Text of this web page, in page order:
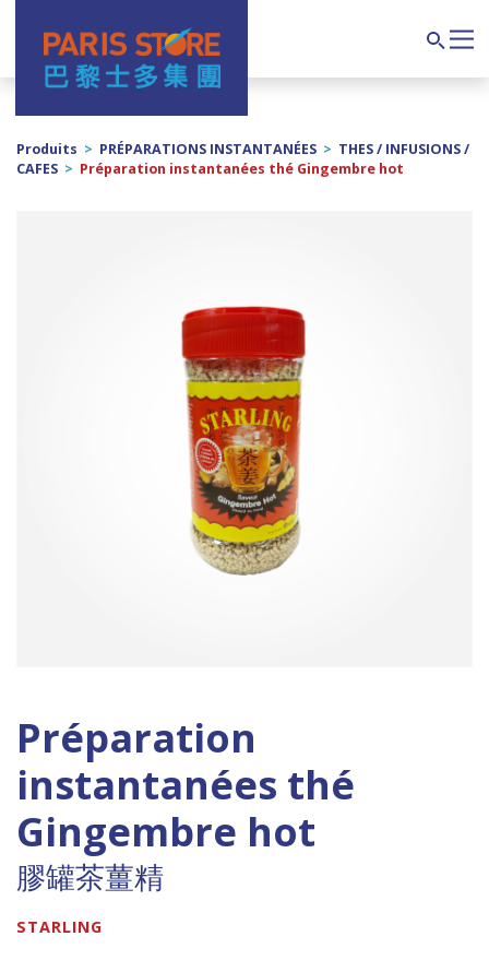
Navigation principale
Produits > PRÉPARATIONS INSTANTANÉES > THES / INFUSIONS /
CAFES > Préparation instantanées thé Gingembre hot
Préparation
instantanées thé
Gingembre hot
膠罐茶薑精
STARLING